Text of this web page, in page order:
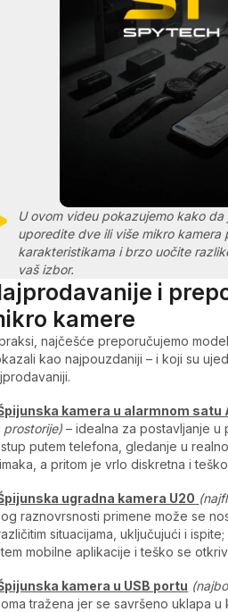
U ovom videu pokazujemo kako
uporedite dve ili više mikro kamera
karakteristikama i brzo uočite
vaš izbor.
i
kamere
najčešće preporučujemo
kao najpouzdaniji – i koji su
kamera u alarmnom satu
prostorije) – idealna za postavljanje u
putem telefona, gledanje u
a pritom je vrlo diskretna i
ugradna kamera U20
raznovrsnosti primene može se
situacijama, uključujući i
mobilne aplikacije i teško se
kamera u USB portu
tražena jer se savršeno uklapa u